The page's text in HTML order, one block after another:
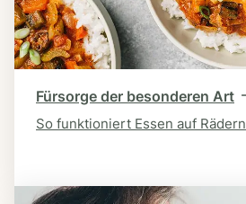
Fürsorge der besonderen Art
So funktioniert Essen auf Rädern